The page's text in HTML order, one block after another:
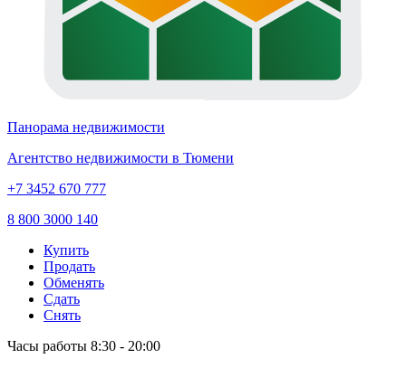
Панорама недвижимости
Агентство недвижимости в Тюмени
+7 3452 670 777
8 800 3000 140
Купить
Продать
Обменять
Сдать
Снять
Часы работы 8:30 - 20:00